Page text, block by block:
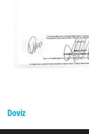
Doviz